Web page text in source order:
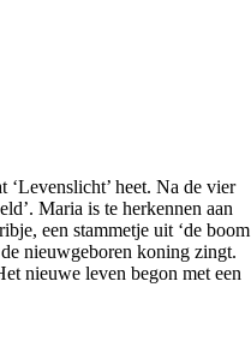
‘Levenslicht’ heet. Na de vier
Maria is te herkennen aan
een stammetje uit ‘de boom
nieuwgeboren koning zingt.
nieuwe leven begon met een